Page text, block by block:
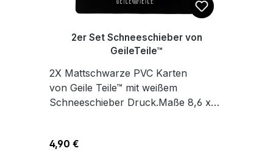
2er Set Schneeschieber von
GeileTeile™
2X Mattschwarze PVC Karten
von Geile Teile™ mit weißem
Schneeschieber Druck.Maße 8,6 x
Regulärer Preis:
4,90 €